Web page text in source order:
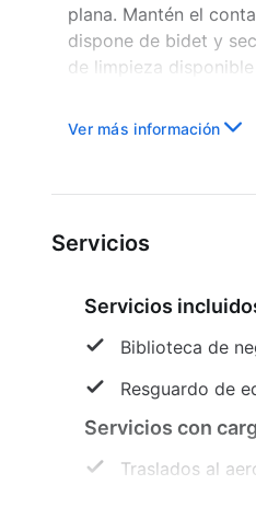
plana. Mantén el
dispone de bidet y
de limpieza disponible
Ver más información
Servicios
Servicios
Biblioteca de
Resguardo de
Servicios con
Traslados al